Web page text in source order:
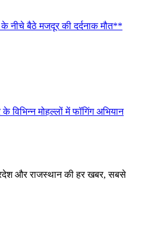
नीचे बैठे मजदूर की दर्दनाक मौत**
विभिन्न मोहल्लों में फॉगिंग अभियान
और राजस्थान की हर खबर, सबसे